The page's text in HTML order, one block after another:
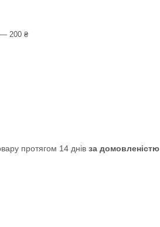
— 200 ₴
протягом 14 днів за домовленістю